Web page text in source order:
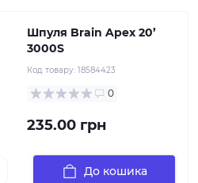
Шпуля Brain Apex 20’
3000S
Код товару: 18584423
0
235.00 грн
До кошика